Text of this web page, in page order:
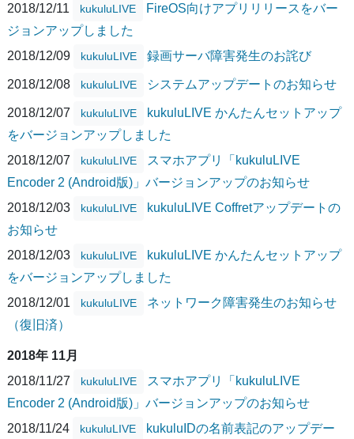
2018/12/11
kukuluLIVE
FireOS向けアプリリリースをバー
ジョンアップしました
2018/12/09
kukuluLIVE 録画サーバ障害発生のお詫び
2018/12/08 kukuluLIVE システムアップデートのお知らせ
2018/12/07 kukuluLIVE
kukuluLIVE かんたんセットアップ
をバージョンアップしました
2018/12/07
kukuluLIVE
スマホアプリ「kukuluLIVE
Encoder 2 (Android版)」バージョンアップのお知らせ
2018/12/03
kukuluLIVE
kukuluLIVE Coffretアップデートの
お知らせ
2018/12/03
kukuluLIVE
kukuluLIVE かんたんセットアップ
をバージョンアップしました
2018/12/01
kukuluLIVE
ネットワーク障害発生のお知らせ
（復旧済）
2018年 11月
2018/11/27
kukuluLIVE
スマホアプリ「kukuluLIVE
Encoder 2 (Android版)」バージョンアップのお知らせ
2018/11/24
kukuluLIVE kukuluIDの名前表記のアップデー